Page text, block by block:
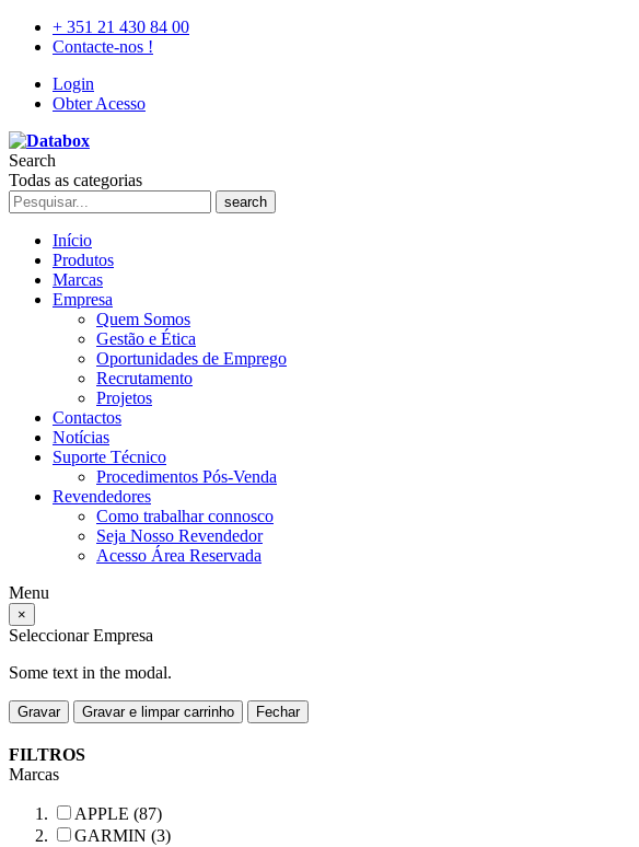
+ 351 21 430 84 00
Contacte-nos !
Login
Obter Acesso
Search
Todas as categorias
search
Início
Produtos
Marcas
Empresa
Quem Somos
Gestão e Ética
Oportunidades de Emprego
Recrutamento
Projetos
Contactos
Notícias
Suporte Técnico
Procedimentos Pós-Venda
Revendedores
Como trabalhar connosco
Seja Nosso Revendedor
Acesso Área Reservada
Menu
×
Seleccionar Empresa
Some text in the modal.
Gravar Gravar e limpar carrinho Fechar
FILTROS
Marcas
APPLE (87)
GARMIN (3)